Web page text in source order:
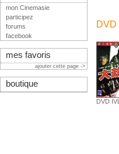
DVD
DVD IVL
mon Cinemasie
participez
forums
facebook
mes favoris
ajouter cette page ->
boutique